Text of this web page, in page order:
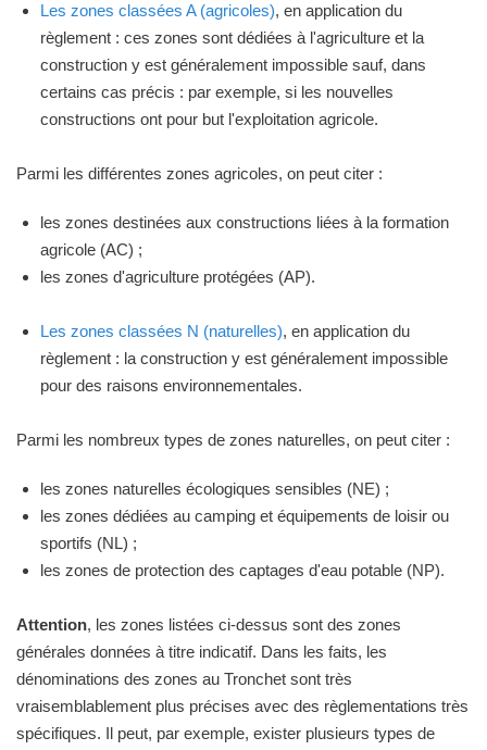
Les zones classées A (agricoles), en application du
règlement : ces zones sont dédiées à l'agriculture et la
construction y est généralement impossible sauf, dans
certains cas précis : par exemple, si les nouvelles
constructions ont pour but l'exploitation agricole.
Parmi les différentes zones agricoles, on peut citer :
les zones destinées aux constructions liées à la formation
agricole (AC) ;
les zones d'agriculture protégées (AP).
Les zones classées N (naturelles), en application du
règlement : la construction y est généralement impossible
pour des raisons environnementales.
Parmi les nombreux types de zones naturelles, on peut citer :
les zones naturelles écologiques sensibles (NE) ;
les zones dédiées au camping et équipements de loisir ou
sportifs (NL) ;
les zones de protection des captages d'eau potable (NP).
Attention, les zones listées ci-dessus sont des zones
générales données à titre indicatif. Dans les faits, les
dénominations des zones au Tronchet sont très
vraisemblablement plus précises avec des règlementations très
spécifiques. Il peut, par exemple, exister plusieurs types de